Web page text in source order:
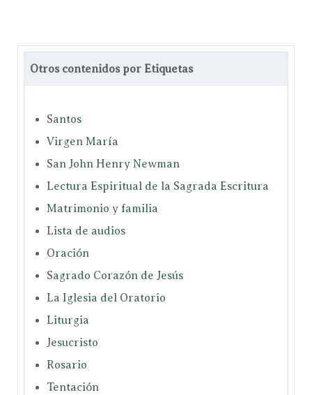
Otros contenidos por Etiquetas
Santos
Virgen María
San John Henry Newman
Lectura Espiritual de la Sagrada Escritura
Matrimonio y familia
Lista de audios
Oración
Sagrado Corazón de Jesús
La Iglesia del Oratorio
Liturgia
Jesucristo
Rosario
Tentación